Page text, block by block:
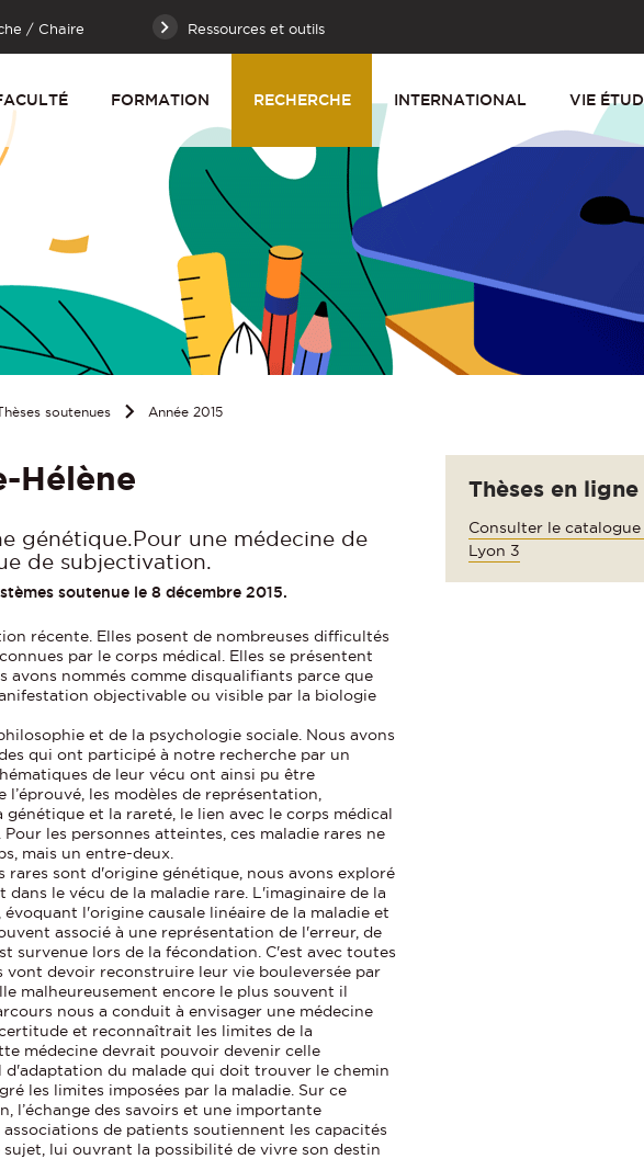
/ Chaire Ressources et outils
FORMATION RECHERCHE INTERNATIONAL VIE
soutenues Année 2015
Hélène
génétique.Pour une médecine de
de subjectivation.
soutenue le 8 décembre 2015.
récente. Elles posent de nombreuses difficultés
par le corps médical. Elles se présentent
avons nommés comme disqualifiants parce que
objectivable ou visible par la biologie
et de la psychologie sociale. Nous avons
qui ont participé à notre recherche par un
de leur vécu ont ainsi pu être
les modèles de représentation,
et la rareté, le lien avec le corps médical
les personnes atteintes, ces maladie rares ne
mais un entre-deux.
rares sont d'origine génétique, nous avons exploré
le vécu de la maladie rare. L'imaginaire de la
l'origine causale linéaire de la maladie et
associé à une représentation de l'erreur, de
survenue lors de la fécondation. C'est avec toutes
vont devoir reconstruire leur vie bouleversée par
malheureusement encore le plus souvent il
nous a conduit à envisager une médecine
et reconnaîtrait les limites de la
médecine devrait pouvoir devenir celle
d'adaptation du malade qui doit trouver le chemin
les limites imposées par la maladie. Sur ce
l’échange des savoirs et une importante
de patients soutiennent les capacités
lui ouvrant la possibilité de vivre son destin
Thèses en ligne
Consulter le catalogue
Lyon 3